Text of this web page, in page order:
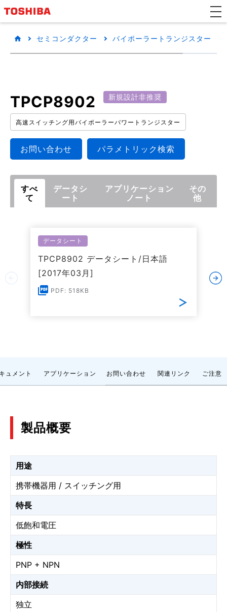
セミコンダクター バイポーラートランジスター
TPCP8902 新規設計非推奨
高速スイッチング用バイポーラーパワートランジスター
お問い合わせ パラメトリック検索
すべ
て
データシ
ート
アプリケーション
ノート
その
他
データシート
TPCP8902 データシート/日本語
[2017年03月]
PDF: 518KB
ュメント アプリケーション お問い合わせ 関連リンク ご注意
製品概要
用途
携帯機器用 / スイッチング用
特長
低飽和電圧
極性
PNP + NPN
内部接続
独立